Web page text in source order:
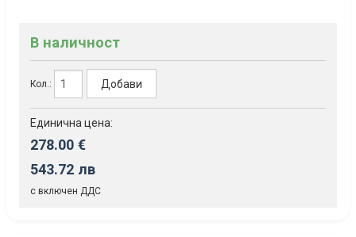
В наличност
Кол.: Добави
Единична цена:
278.00 €
543.72 лв
с включен ДДС